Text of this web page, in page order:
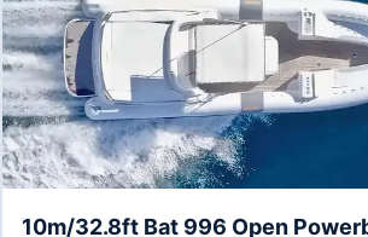
10m/32.8ft Bat 996 Open